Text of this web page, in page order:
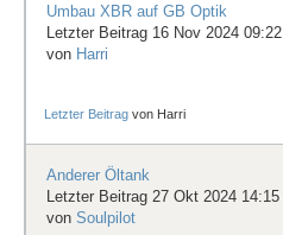
Umbau XBR auf GB Optik
Letzter Beitrag 16 Nov 2024 09:22
von Harri
Letzter Beitrag von Harri
Anderer Öltank
Letzter Beitrag 27 Okt 2024 14:15
von Soulpilot